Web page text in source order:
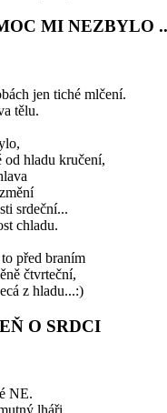
MI NEZBYLO
jen tiché mlčení.
tělu.
od hladu kručení,
srdeční...
chladu.
před braním
čtvrteční,
z hladu...:)
O SRDCI
NE.